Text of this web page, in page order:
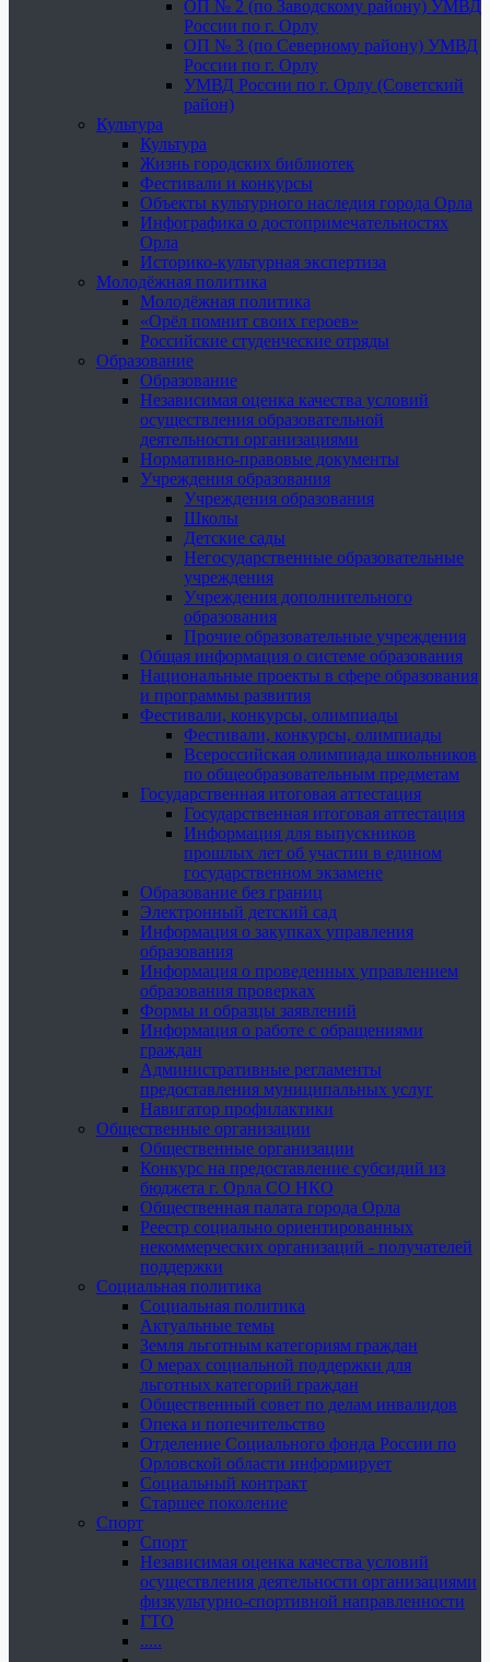
ОП № 2 (по Заводскому району) УМВД
России по г. Орлу
ОП № 3 (по Северному району) УМВД
России по г. Орлу
УМВД России по г. Орлу (Советский
район)
Культура
Культура
Жизнь городских библиотек
Фестивали и конкурсы
Объекты культурного наследия города Орла
Инфографика о достопримечательностях
Орла
Историко-культурная экспертиза
Молодёжная политика
Молодёжная политика
«Орёл помнит своих героев»
Российские студенческие отряды
Образование
Образование
Независимая оценка качества условий
осуществления образовательной
деятельности организациями
Нормативно-правовые документы
Учреждения образования
Учреждения образования
Школы
Детские сады
Негосударственные образовательные
учреждения
Учреждения дополнительного
образования
Прочие образовательные учреждения
Общая информация о системе образования
Национальные проекты в сфере образования
и программы развития
Фестивали, конкурсы, олимпиады
Фестивали, конкурсы, олимпиады
Всероссийская олимпиада школьников
по общеобразовательным предметам
Государственная итоговая аттестация
Государственная итоговая аттестация
Информация для выпускников
прошлых лет об участии в едином
государственном экзамене
Образование без границ
Электронный детский сад
Информация о закупках управления
образования
Информация о проведенных управлением
образования проверках
Формы и образцы заявлений
Информация о работе с обращениями
граждан
Административные регламенты
предоставления муниципальных услуг
Навигатор профилактики
Общественные организации
Общественные организации
Конкурс на предоставление субсидий из
бюджета г. Орла СО НКО
Общественная палата города Орла
Реестр социально ориентированных
некоммерческих организаций - получателей
поддержки
Социальная политика
Социальная политика
Актуальные темы
Земля льготным категориям граждан
О мерах социальной поддержки для
льготных категорий граждан
Общественный совет по делам инвалидов
Опека и попечительство
Отделение Социального фонда России по
Орловской области информирует
Социальный контракт
Старшее поколение
Спорт
Спорт
Независимая оценка качества условий
осуществления деятельности организациями
физкультурно-спортивной направленности
ГТО
.....